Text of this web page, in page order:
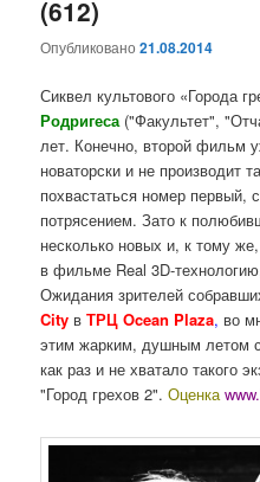
(612)
Опубликовано21.08.2014
Сиквел культового «Города
Родригеса ("Факультет",
лет. Конечно, второй фильм
новаторски и не производит
похвастаться номер первый,
потрясением. Зато к
несколько новых и, к тому
в фильме Real 3D-
Ожидания зрителей
City вТРЦ Ocean Plaza, во
этим жарким, душным летом
как раз и не хватало такого
"Город грехов 2".Оценка